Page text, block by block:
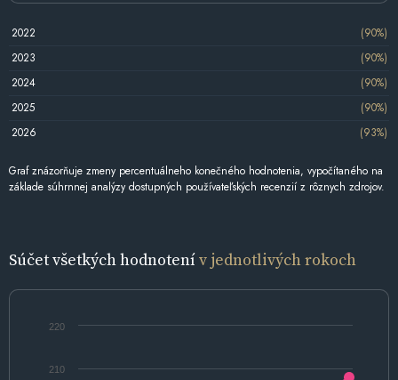
2022
(90%)
2023
(90%)
2024
(90%)
2025
(90%)
2026
(93%)
Graf znázorňuje zmeny percentuálneho konečného hodnotenia, vypočítaného na
základe súhrnnej analýzy dostupných používateľských recenzií z rôznych zdrojov.
Súčet všetkých hodnotenív jednotlivých rokoch
210
220